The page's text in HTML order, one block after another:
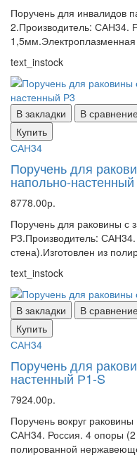
Поручень для инвалидов
2.Производитель: САН34.
text_instock
В закладки В сравнение
Купить
САН34
Поручень для
напольно-
8778.00р.
Поручень для раковины с
Р3.Производитель:
стена).Изготовлен из
text_instock
В закладки В сравнение
Купить
САН34
Поручень для
настенный Р1-S
7924.00р.
Поручень вокруг
САН34. Россия. 4 опоры (2
полированной